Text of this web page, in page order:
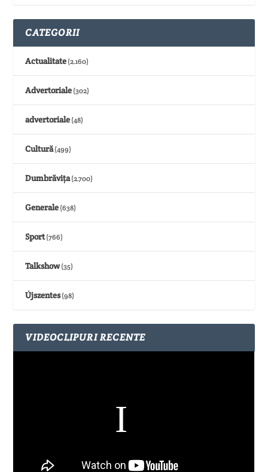
CATEGORII
Actualitate (2.160)
Advertoriale (302)
advertoriale (48)
Cultură(499)
Dumbrăvița(2.700)
Generale (638)
Sport(766)
Talkshow(35)
Újszentes(98)
VIDEOCLIPURI RECENTE